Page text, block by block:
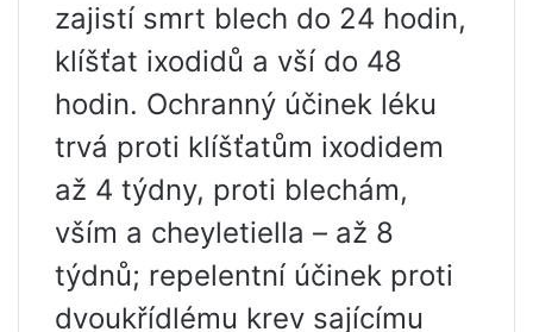
zajistí smrt blech do 24 hodin,
klíšťat ixodidů a vší do 48
hodin. Ochranný účinek léku
trvá proti klíšťatům ixodidem
až 4 týdny, proti blechám,
vším a cheyletiella – až 8
týdnů; repelentní účinek proti
dvoukřídlému krev sajícímu